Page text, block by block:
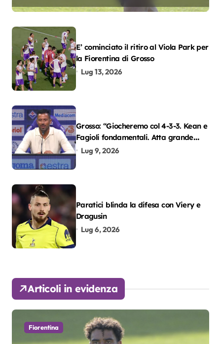
E’ cominciato il ritiro al Viola Park per
la Fiorentina di Grosso
Lug 13, 2026
Grosso: “Giocheremo col 4-3-3. Kean e
Fagioli fondamentali. Atta grande
colpo”
Lug 9, 2026
Paratici blinda la difesa con Viery e
Dragusin
Lug 6, 2026
Articoli in evidenza
Fiorentina